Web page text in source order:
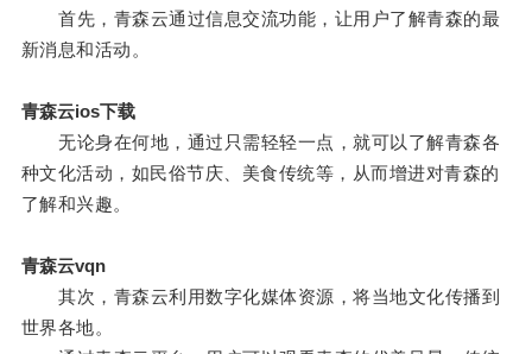
首先，青森云通过信息交流功能，让用户了解青森的最
新消息和活动。
青森云ios下载
无论身在何地，通过只需轻轻一点，就可以了解青森各
种文化活动，如民俗节庆、美食传统等，从而增进对青森的
了解和兴趣。
青森云vqn
其次，青森云利用数字化媒体资源，将当地文化传播到
世界各地。